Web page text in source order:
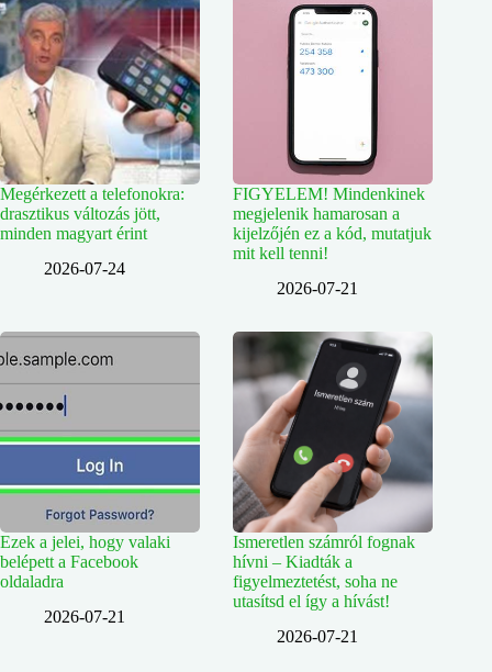
Megérkezett a telefonokra:
drasztikus változás jött,
minden magyart érint
2026-07-24
FIGYELEM! Mindenkinek
megjelenik hamarosan a
kijelzőjén ez a kód, mutatjuk
mit kell tenni!
2026-07-21
Ezek a jelei, hogy valaki
belépett a Facebook
oldaladra
2026-07-21
Ismeretlen számról fognak
hívni – Kiadták a
figyelmeztetést, soha ne
utasítsd el így a hívást!
2026-07-21